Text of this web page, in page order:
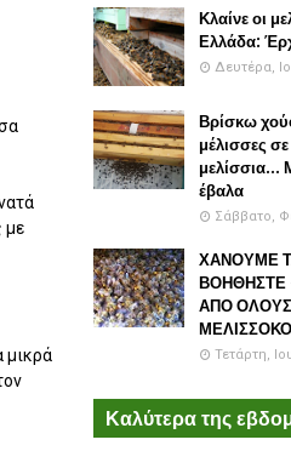
με
μικρά
Κλαίνε οι
Ελλάδα:
Δευτέρα,
Βρίσκω
μέλισσες
μελίσσια...
έβαλα
Σάββατο,
ΧΑΝΟΥΜΕ
ΒΟΗΘΗΣΤΕ
ΑΠΟ
Τετάρτη,
Καλύτερα της